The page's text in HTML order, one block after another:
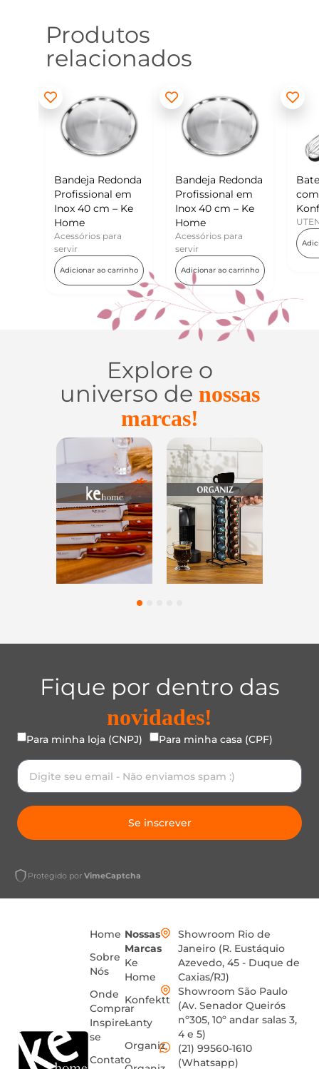
Produtos
relacionados
Redonda
ao carrinho
Bandeja Redonda
Profissional em
Inox 40 cm – Ke
Acessórios para
Adicionar ao carrinho
Batedor de Ovos
com Raspador –
Konfektt
Adicionar ao carrinho
Explore o
universo de nossas
marcas!
Utensílios do
Lar
Casa e
Organização
45
Fique por dentro das
novidades!
Para minha loja (CNPJ) Para minha casa (CPF)
Se inscrever
Protegido por VimeCaptcha
Home
Sobre
Nós
Onde
Comprar
Inspire-
se
Contato
Nossas
Marcas
Ke
Home
Konfektt
Lanty
Organiz
Showroom Rio de
Janeiro (R. Eustáquio
Azevedo, 45 - Duque de
Caxias/RJ)
Showroom São Paulo
(Av. Senador Queirós
nº305, 10º andar salas 3,
4 e 5)
(21) 99560-1610
(Whatsapp)